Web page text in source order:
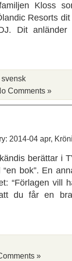
Kloss
Resorts
Dit anländer
svensk
Comments »
2014-04 apr,
berättar i
bok”. En
“Förlagen vill
du får en bra
»